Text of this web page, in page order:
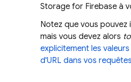
Storage for Firebase à
Notez que vous
mais vous devez alors
explicitement les
d'URL dans vos requêtes